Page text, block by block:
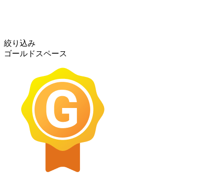
絞り込み
ゴールドスペース